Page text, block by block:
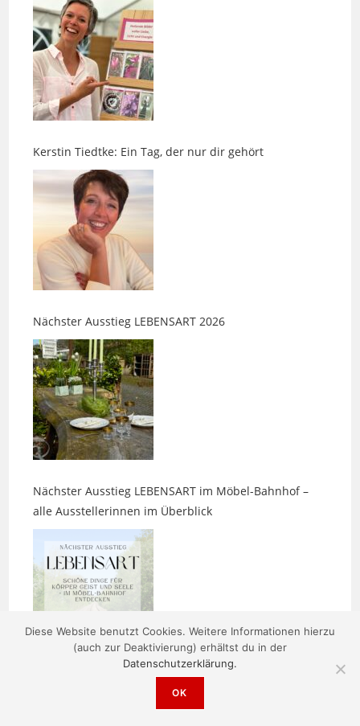
Kerstin Tiedtke: Ein Tag, der nur dir gehört
Nächster Ausstieg LEBENSART 2026
Nächster Ausstieg LEBENSART im Möbel-Bahnhof –
Parasitenmittel beim Hund: Warum chemische Keulen
nicht harmlos sind
Diese Website benutzt Cookies. Weitere Informationen hierzu
(auch zur Deaktivierung) erhältst du in der
Datenschutzerklärung.
OK